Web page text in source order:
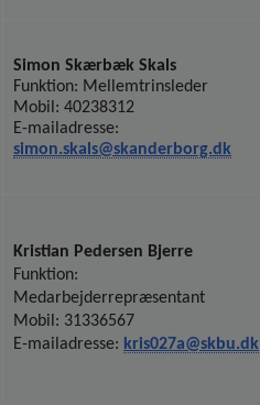
Simon Skærbæk Skals
Funktion: Mellemtrinsleder
Mobil: 40238312
E-mailadresse:
simon.skals@skanderborg.dk
Kristian Pedersen Bjerre
Funktion:
Medarbejderrepræsentant
Mobil: 31336567
E-mailadresse: kris027a@skbu.dk